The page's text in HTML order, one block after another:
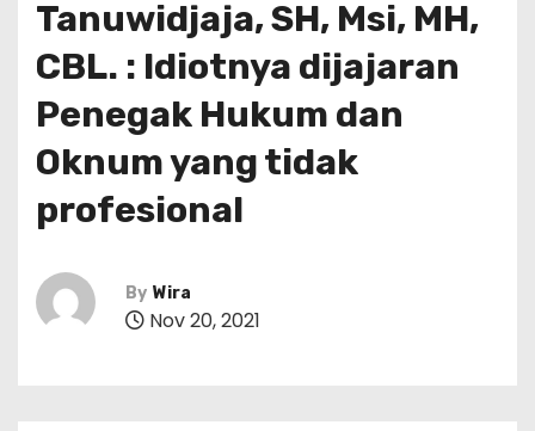
Tanuwidjaja, SH, Msi, MH,
CBL. : Idiotnya dijajaran
Penegak Hukum dan
Oknum yang tidak
profesional
By Wira
Nov 20, 2021